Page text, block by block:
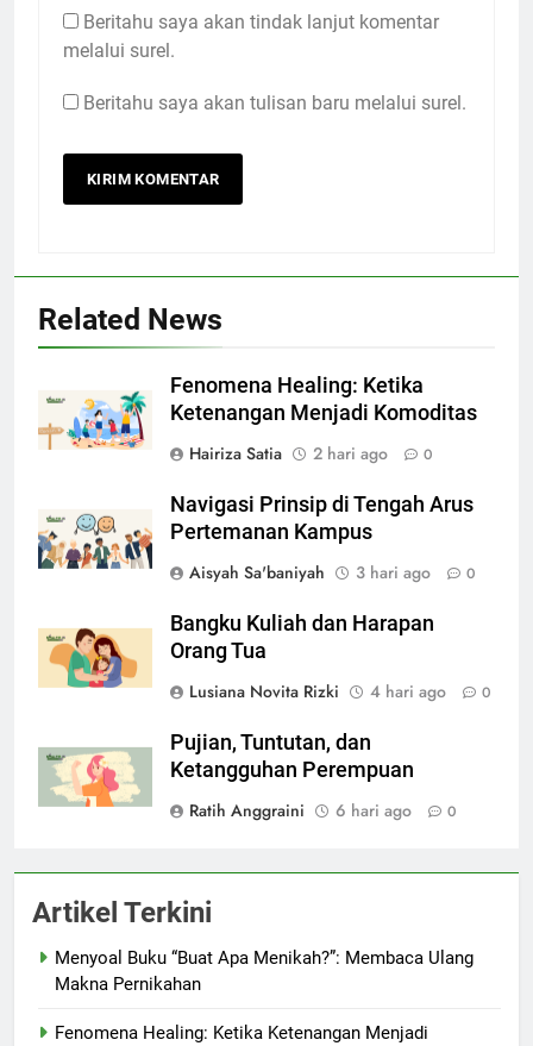
Beritahu saya akan tindak lanjut komentar
melalui surel.
Beritahu saya akan tulisan baru melalui surel.
Related News
Fenomena Healing: Ketika
Ketenangan Menjadi Komoditas
Hairiza Satia
2 hari ago 0
Navigasi Prinsip di Tengah Arus
Pertemanan Kampus
Aisyah Sa'baniyah
3 hari ago 0
Bangku Kuliah dan Harapan
Orang Tua
Lusiana Novita Rizki
4 hari ago 0
Pujian, Tuntutan, dan
Ketangguhan Perempuan
Ratih Anggraini
6 hari ago 0
Artikel Terkini
Menyoal Buku “Buat Apa Menikah?”: Membaca Ulang
Makna Pernikahan
Fenomena Healing: Ketika Ketenangan Menjadi